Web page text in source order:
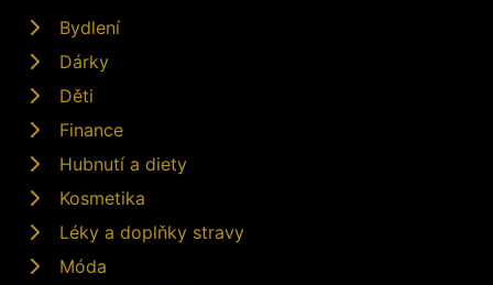
Bydlení
Dárky
Děti
Finance
Hubnutí a diety
Kosmetika
Léky a doplňky stravy
Móda